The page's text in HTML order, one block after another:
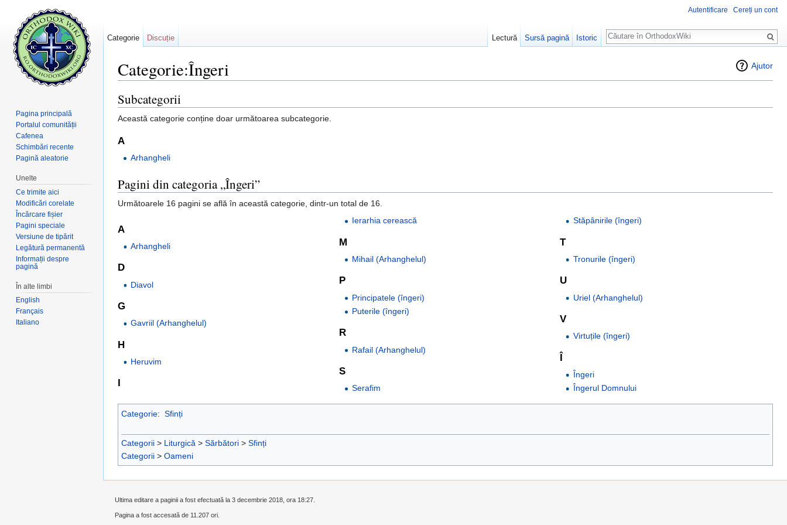
Ajutor
Categorie:Îngeri
Subcategorii
Această categorie conține doar următoarea subcategorie.
A
Arhangheli
Pagini din categoria „Îngeri”
Următoarele 16 pagini se află în această categorie, dintr-un total de 16.
A
Arhangheli
D
Diavol
G
Gavriil (Arhanghelul)
H
Heruvim
Ierarhia cerească
M
Mihail (Arhanghelul)
P
Principatele (îngeri)
Puterile (îngeri)
R
Rafail (Arhanghelul)
S
Serafim
Stăpânirile (îngeri)
T
Tronurile (îngeri)
U
Uriel (Arhanghelul)
V
Virtuțile (îngeri)
Î
Îngeri
Îngerul Domnului
Categorie: Sfinți
Categorii > Liturgică > Sărbători > Sfinți
Categorii > Oameni
Autentificare Cereți un cont
Categorie Discuție Lectură Sursă pagină Istoric
Căutare
Pagina principală
Portalul comunității
Cafenea
Schimbări recente
Pagină aleatorie
Unelte
Ce trimite aici
Modificări corelate
Încărcare fișier
Pagini speciale
Versiune de tipărit
Legătură permanentă
Informații despre
pagină
În alte limbi
English
Français
Italiano
Ultima editare a paginii a fost efectuată la 3 decembrie 2018, ora 18:27.
Pagina a fost accesată de 11.207 ori.